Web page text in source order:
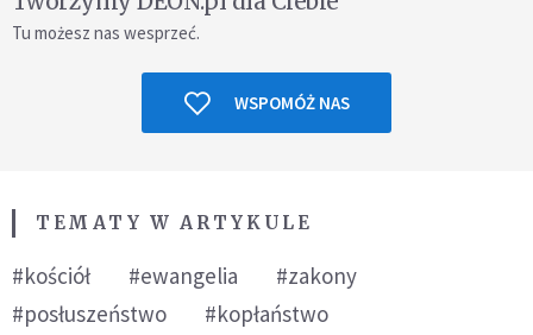
Tu możesz nas wesprzeć.
WSPOMÓŻ NAS
TEMATY W ARTYKULE
#kościół #ewangelia
#zakony
#posłuszeństwo
#kopłaństwo